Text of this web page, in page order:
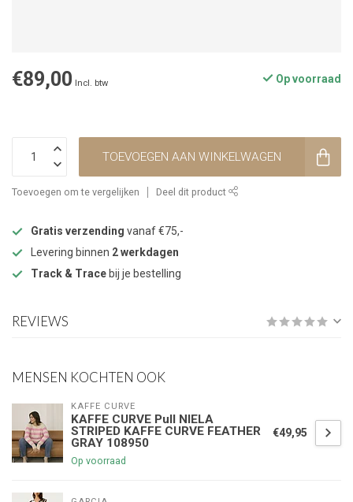
€89,00 Incl. btw Op voorraad
TOEVOEGEN AAN WINKELWAGEN
Toevoegen om te vergelijken Deel dit product
Gratis verzending vanaf €75,-
Levering binnen 2 werkdagen
Track & Trace bij je bestelling
REVIEWS
MENSEN KOCHTEN OOK
KAFFE CURVE
KAFFE CURVE Pull NIELA
STRIPED KAFFE CURVE FEATHER
GRAY 108950
Op voorraad
€49,95